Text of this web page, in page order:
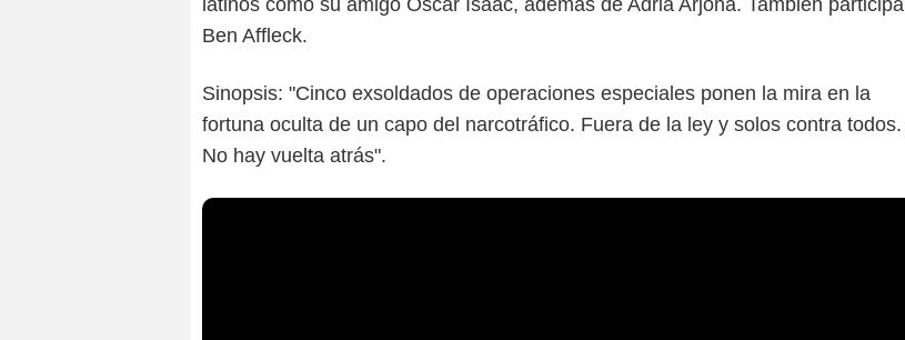
latinos como su amigo Oscar Isaac, además de Adria Arjona. También participa
Ben Affleck.
Sinopsis: "Cinco exsoldados de operaciones especiales ponen la mira en la
fortuna oculta de un capo del narcotráfico. Fuera de la ley y solos contra todos.
No hay vuelta atrás".